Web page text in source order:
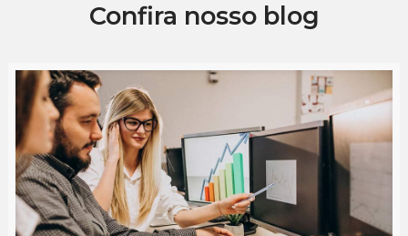
Confira nosso blog